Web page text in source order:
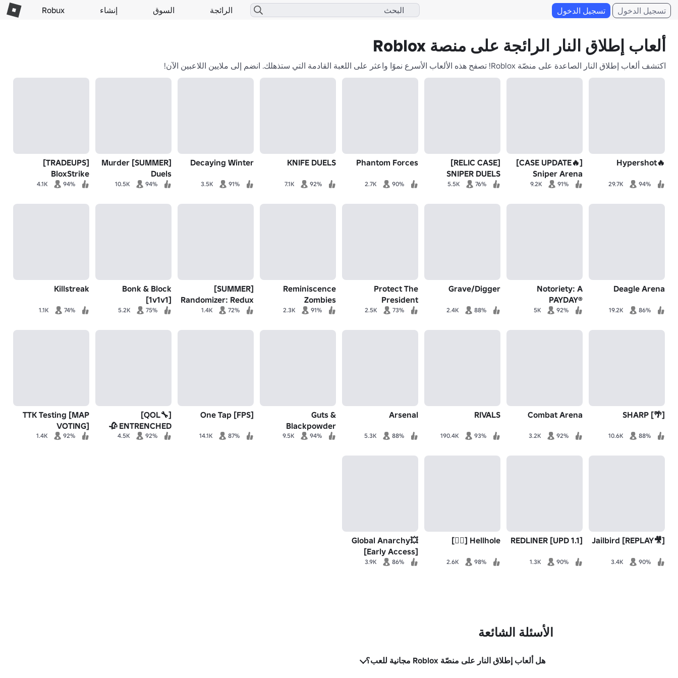
الرائجة السوق إنشاء Robux تسجيل الدخول تسجيل الدخول
ألعاب إطلاق النار الرائجة على منصة Roblox
اكتشف ألعاب إطلاق النار الصاعدة على منصّة Roblox! تصفح هذه الألعاب الأسرع نموًا واعثر على اللعبة القادمة التي ستذهلك. انضم إلى ملايين اللاعبين الآن!
🔥Hypershot
94%
29.7K
[🔥CASE UPDATE]
Sniper Arena
91%
9.2K
[RELIC CASE]
SNIPER DUELS
76%
5.5K
Phantom Forces
90%
2.7K
KNIFE DUELS
92%
7.1K
Decaying Winter
91%
3.5K
[SUMMER] Murder
Duels
94%
10.5K
[TRADEUPS]
BloxStrike
94%
4.1K
Deagle Arena
86%
19.2K
Notoriety: A
PAYDAY®
Experience
92%
5K
Grave/Digger
88%
2.4K
Protect The
President
73%
2.5K
Reminiscence
Zombies
91%
2.3K
[SUMMER]
Randomizer: Redux
72%
1.4K
Bonk & Block
[1v1v1]
75%
5.2K
Killstreak
74%
1.1K
[🌴] SHARP
88%
10.6K
Combat Arena
92%
3.2K
RIVALS
93%
190.4K
Arsenal
88%
5.3K
Guts &
Blackpowder
94%
9.5K
[FPS] One Tap
87%
14.1K
[🔧QOL]
ENTRENCHED 🥀
92%
4.5K
TTK Testing [MAP
VOTING]
92%
1.4K
[🎥REPLAY] Jailbird
90%
3.4K
REDLINER [UPD 1.1]
90%
1.3K
Hellhole [🧟‍♂️]
98%
2.6K
💥Global Anarchy
[Early Access]
86%
3.9K
الأسئلة الشائعة
هل ألعاب إطلاق النار على منصّة Roblox مجانية للعب؟